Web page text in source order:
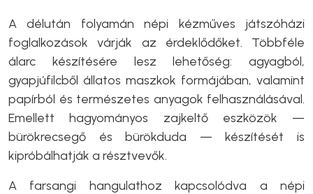
A délután folyamán népi kézműves játszóházi
foglalkozások várják az érdeklődőket. Többféle
álarc készítésére lesz lehetőség: agyagból,
gyapjúfilcből állatos maszkok formájában, valamint
papírból és természetes anyagok felhasználásával.
Emellett hagyományos zajkeltő eszközök —
bürökrecsegő és bürökduda — készítését is
kipróbálhatják a résztvevők.
A farsangi hangulathoz kapcsolódva a népi